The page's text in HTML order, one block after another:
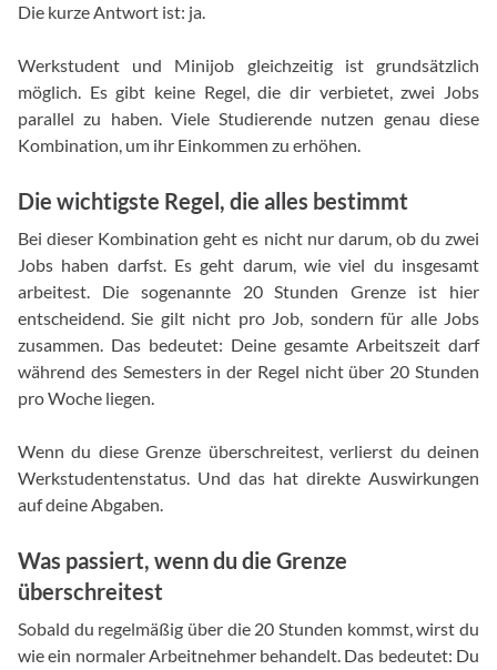
Die kurze Antwort ist: ja.
Werkstudent und Minijob gleichzeitig ist grundsätzlich
möglich. Es gibt keine Regel, die dir verbietet, zwei Jobs
parallel zu haben. Viele Studierende nutzen genau diese
Kombination, um ihr Einkommen zu erhöhen.
Die wichtigste Regel, die alles bestimmt
Bei dieser Kombination geht es nicht nur darum, ob du zwei
Jobs haben darfst. Es geht darum, wie viel du insgesamt
arbeitest. Die sogenannte 20 Stunden Grenze ist hier
entscheidend. Sie gilt nicht pro Job, sondern für alle Jobs
zusammen. Das bedeutet: Deine gesamte Arbeitszeit darf
während des Semesters in der Regel nicht über 20 Stunden
pro Woche liegen.
Wenn du diese Grenze überschreitest, verlierst du deinen
Werkstudentenstatus. Und das hat direkte Auswirkungen
auf deine Abgaben.
Was passiert, wenn du die Grenze
überschreitest
Sobald du regelmäßig über die 20 Stunden kommst, wirst du
wie ein normaler Arbeitnehmer behandelt. Das bedeutet: Du